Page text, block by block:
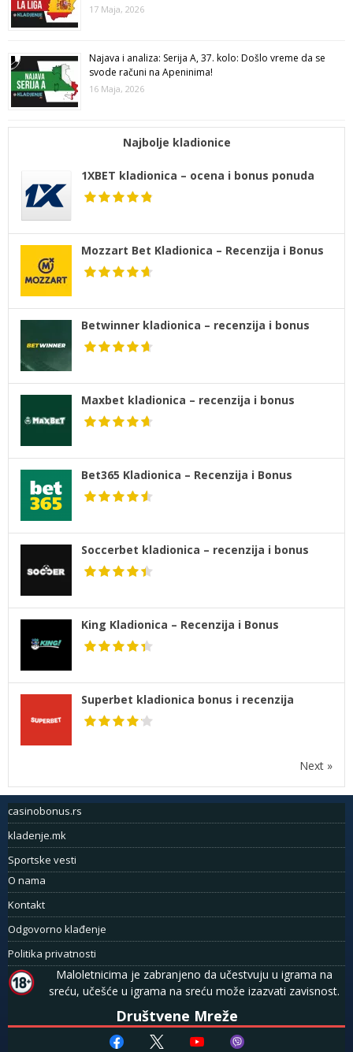
17 Maja, 2026
Najava i analiza: Serija A, 37. kolo: Došlo vreme da se
svode računi na Apeninima!
16 Maja, 2026
Najbolje kladionice
1XBET kladionica – ocena i bonus ponuda
Mozzart Bet Kladionica – Recenzija i Bonus
Betwinner kladionica – recenzija i bonus
Maxbet kladionica – recenzija i bonus
Bet365 Kladionica – Recenzija i Bonus
Soccerbet kladionica – recenzija i bonus
King Kladionica – Recenzija i Bonus
Superbet kladionica bonus i recenzija
Next »
casinobonus.rs
kladenje.mk
Sportske vesti
O nama
Kontakt
Odgovorno klađenje
Politika privatnosti
Maloletnicima je zabranjeno da učestvuju u igrama na
sreću, učešće u igrama na sreću može izazvati zavisnost.
Društvene Mreže